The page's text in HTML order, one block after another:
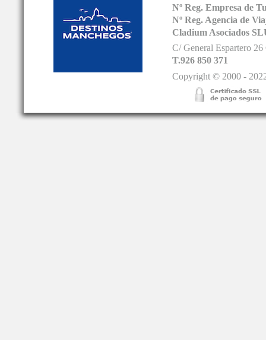
Nº Reg. Empresa de
Nº Reg. Agencia de
Cladium Asociados
C/ General Espartero
T.926 850 371
Copyright © 2000 -